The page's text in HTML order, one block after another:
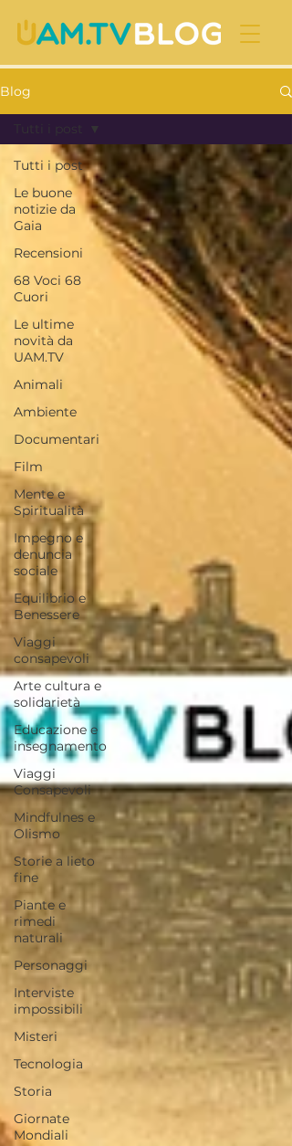
Blog
Tutti i post
Le buone
notizie da
Gaia
Recensioni
68 Voci 68
Cuori
Le ultime
novità da
UAM.TV
Animali
Ambiente
Documentari
Film
Mente e
Spiritualità
Impegno e
denuncia
sociale
Equilibrio e
Benessere
Viaggi
consapevoli
Arte cultura e
solidarietà
Educazione e
insegnamento
Viaggi
Consapevoli
Mindfulnes e
Olismo
Storie a lieto
fine
Piante e
rimedi
naturali
Personaggi
Interviste
impossibili
Misteri
Tecnologia
Storia
Giornate
Mondiali
Tutti i post